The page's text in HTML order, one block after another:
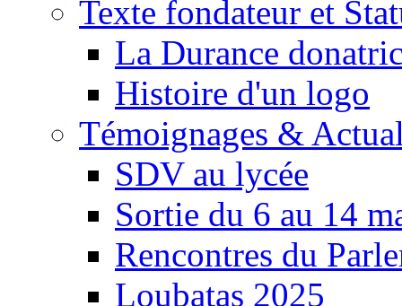
Texte fondateur et
La Durance
Histoire d'un logo
Témoignages &
SDV au lycée
Sortie du 6 au 14
Rencontres du
Loubatas 2025